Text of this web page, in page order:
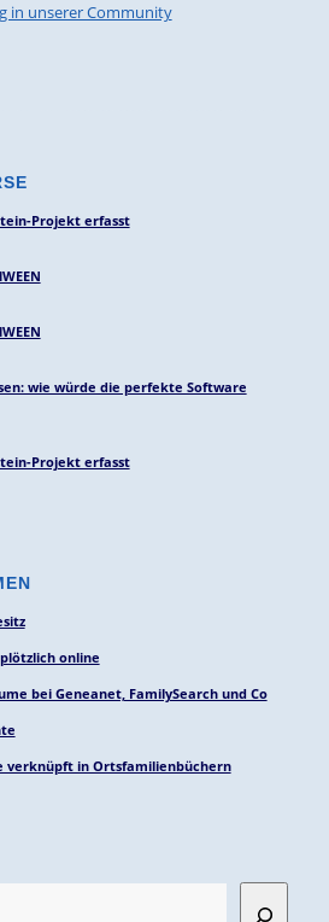
in unserer Community
Projekt erfasst
wie würde die perfekte Software
Projekt erfasst
online
bei Geneanet, FamilySearch und Co
verknüpft in Ortsfamilienbüchern